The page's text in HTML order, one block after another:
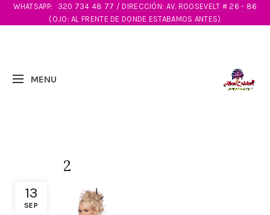
WHATSAPP:
320 734 48 77 / DIRECCIÓN: AV. ROOSEVELT # 26 - 86
(OJO: AL FRENTE DE DONDE ESTABAMOS ANTES)
13
SEP
2